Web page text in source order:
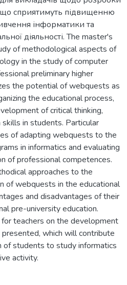
сприятимуть підвищенню
інформатики та
діяльності. The master's
of methodological aspects of
in the study of computer
preliminary higher
the potential of webquests as
the educational process,
of critical thinking,
in students. Particular
of adapting webquests to the
in informatics and evaluating
of professional competences.
approaches to the
of webquests in the educational
and disadvantages of their
pre-university education.
teachers on the development
which will contribute
of students to study informatics
activity.